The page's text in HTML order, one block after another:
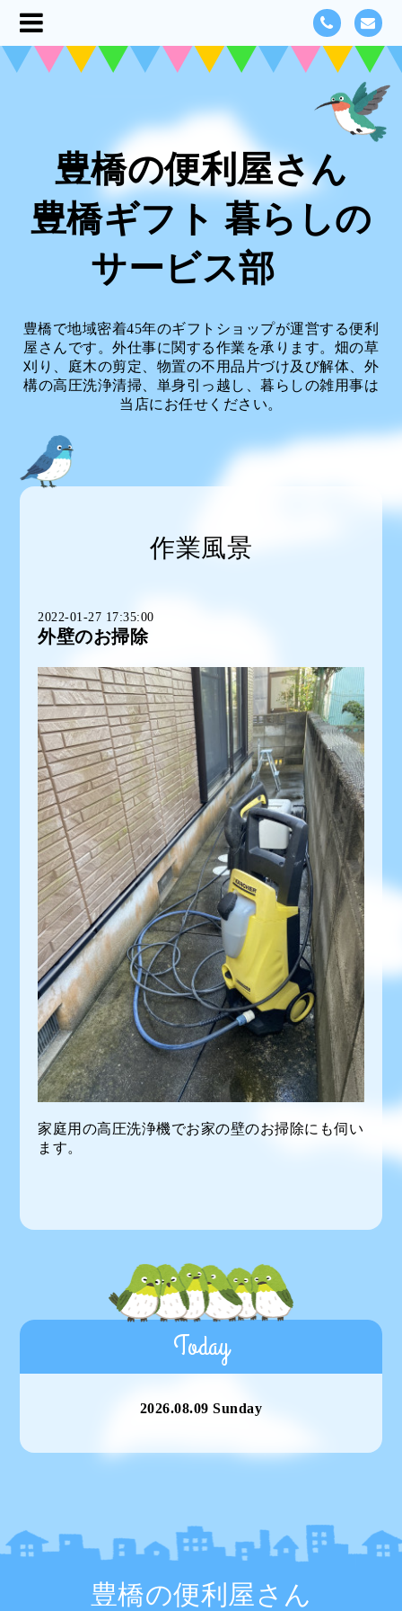
豊橋の便利屋さん
豊橋ギフト 暮らしの
サービス部
豊橋で地域密着45年のギフトショップが運営する便利
屋さんです。外仕事に関する作業を承ります。畑の草
刈り、庭木の剪定、物置の不用品片づけ及び解体、外
構の高圧洗浄清掃、単身引っ越し、暮らしの雑用事は
当店にお任せください。
作業風景
2022-01-27 17:35:00
外壁のお掃除
家庭用の高圧洗浄機でお家の壁のお掃除にも伺い
ます。
Today
2026.08.09 Sunday
豊橋の便利屋さん